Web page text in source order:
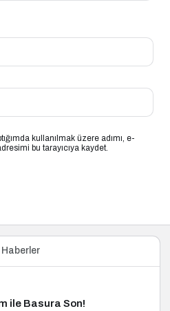
kullanılmak üzere adımı, e-
bu tarayıcıya kaydet.
Haberler
ile Basura Son!